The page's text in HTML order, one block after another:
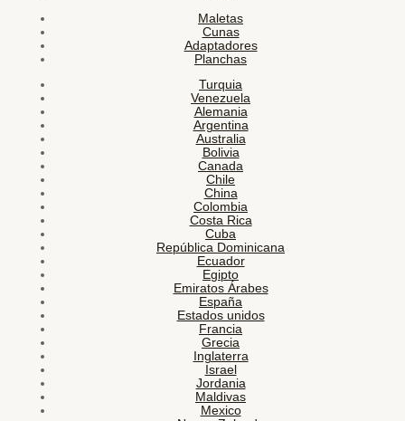
Maletas
Cunas
Adaptadores
Planchas
Turquia
Venezuela
Alemania
Argentina
Australia
Bolivia
Canada
Chile
China
Colombia
Costa Rica
Cuba
República Dominicana
Ecuador
Egipto
Emiratos Árabes
España
Estados unidos
Francia
Grecia
Inglaterra
Israel
Jordania
Maldivas
Mexico